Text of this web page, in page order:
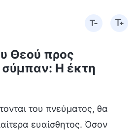
Θεού προς
Η έκτη
του πνεύματος, θα
ευαίσθητος. Όσον